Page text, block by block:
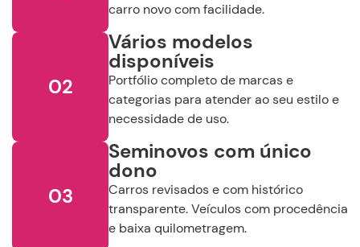
fabricação
Selecione o Ano
Ano demodelo
R$
Selecione a Loja:
Selecione a Localidade
carro novo com facilidade.
02
Vários modelos
disponíveis
Portfólio completo de marcas e
categorias para atender ao seu estilo e
necessidade de uso.
03
Seminovos com único
dono
Carros revisados e com histórico
transparente. Veículos com procedência
e baixa quilometragem.
Continuar